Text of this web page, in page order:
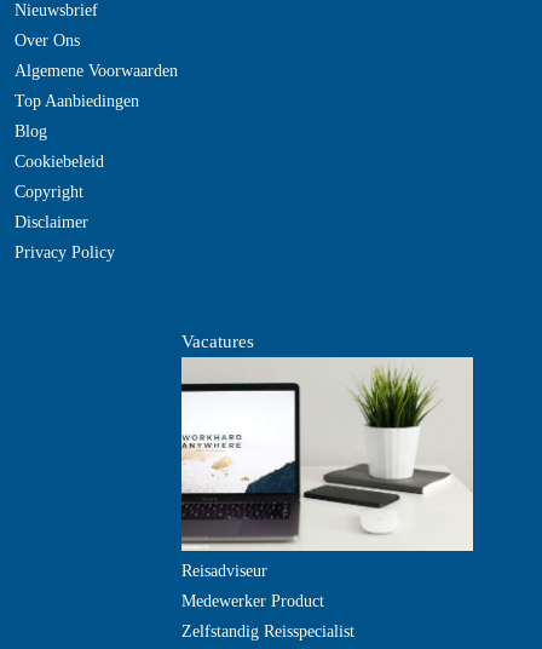
Nieuwsbrief
Over Ons
Algemene Voorwaarden
Top Aanbiedingen
Blog
Cookiebeleid
Copyright
Disclaimer
Privacy Policy
Vacatures
Reisadviseur
Medewerker Product
Zelfstandig Reisspecialist